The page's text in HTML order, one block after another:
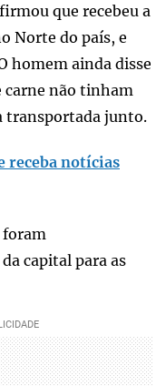
que recebeu a
Norte do país, e
homem ainda disse
carne não tinham
transportada junto.
receba notícias
foram
capital para as